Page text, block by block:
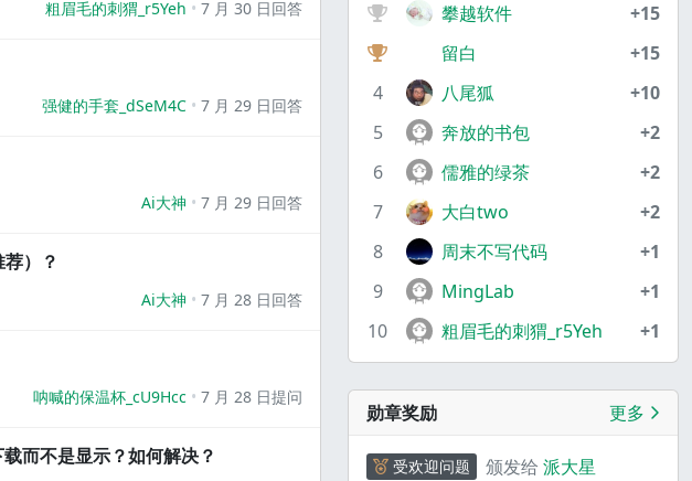
粗眉毛的刺猬_r5Yeh 7 月 30 日回答
强健的手套_dSeM4C 7 月 29 日回答
Ai大神 7 月 29 日回答
）？
Ai大神 7 月 28 日回答
呐喊的保温杯_cU9Hcc 7 月 28 日提问
而不是显示？如何解决？
攀越软件
+15
留白
+15
4
八尾狐
+10
5
奔放的书包
+2
6
儒雅的绿茶
+2
7
大白two
+2
8
周末不写代码
+1
9
MingLab
+1
10
粗眉毛的刺猬_r5Yeh +1
勋章奖励 更多
受欢迎问题 颁发给 派大星